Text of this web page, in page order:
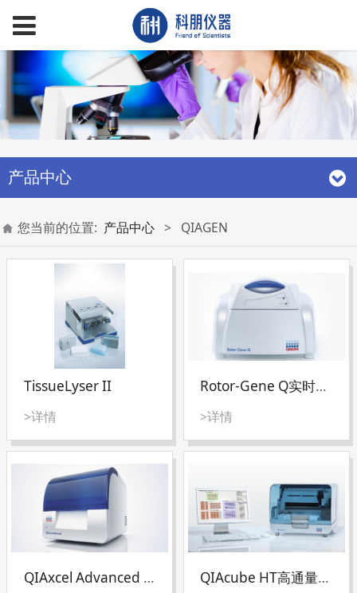
产品中心
您当前的位置: 产品中心 > QIAGEN
TissueLyser II
>详情
Rotor-Gene Q实时荧光定量PCR分析仪
>详情
QIAxcel Advanced System全自动DNA QIAcube HT高通量核酸提取仪